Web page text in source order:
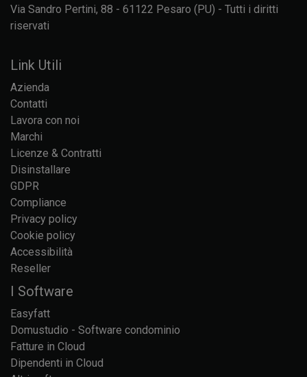
Via Sandro Pertini, 88 - 61122 Pesaro (PU) - Tutti i diritti
riservati
Link Utili
Azienda
Contatti
Lavora con noi
Marchi
Licenze & Contratti
Disinstallare
GDPR
Compliance
Privacy policy
Cookie policy
Accessibilità
Reseller
I Software
Easyfatt
Domustudio - Software condominio
Fatture in Cloud
Dipendenti in Cloud